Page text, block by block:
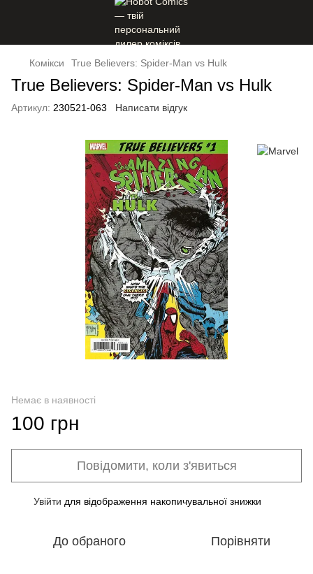
Комікси True Believers: Spider-Man vs Hulk
True Believers: Spider-Man vs Hulk
Артикул: 230521-063 Написати відгук
Немає в наявності
100 грн
Повідомити, коли з'явиться
Увійти для відображення накопичувальної знижки
До обраного Порівняти